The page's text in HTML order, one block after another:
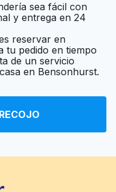
Ir al sitio web
Ir al sitio web
Ir al sitio web
sea fácil con
y entrega en 24
reservar en
tu pedido en tiempo
de un servicio
en Bensonhurst.